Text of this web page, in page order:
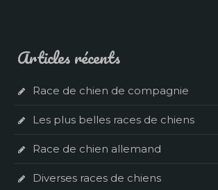
Articles récents
Race de chien de compagnie
Les plus belles races de chiens
Race de chien allemand
Diverses races de chiens